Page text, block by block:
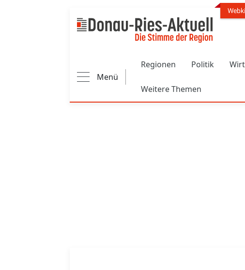
Menü
Regionen Politik
Weitere Themen